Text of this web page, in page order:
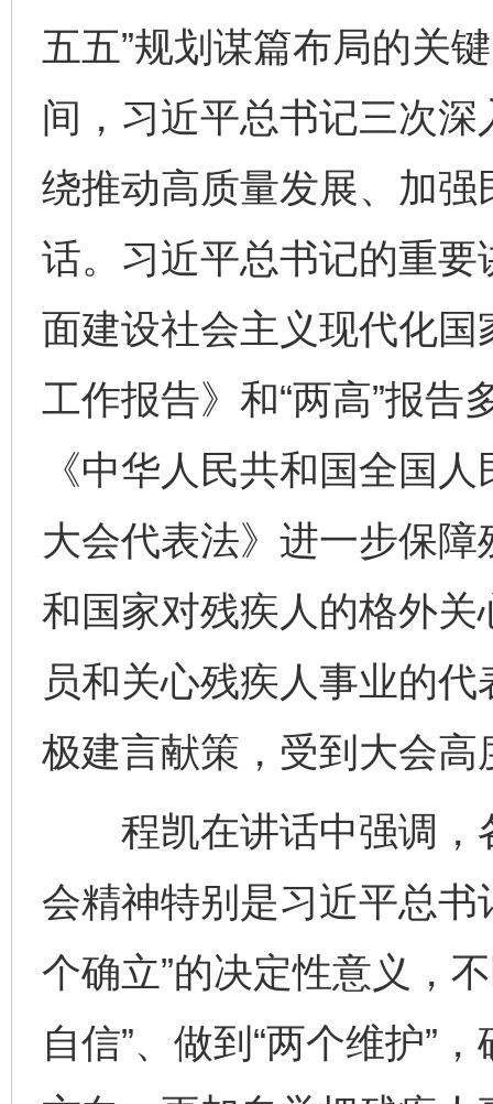
五五”规划谋篇布局的关
间，习近平总书记三次
绕推动高质量发展、加
话。习近平总书记的重
面建设社会主义现代化
工作报告》和“两高”报告
《中华人民共和国全国
大会代表法》进一步保
和国家对残疾人的格外
员和关心残疾人事业的
极建言献策，受到大会
程凯在讲话中强调，
会精神特别是习近平总书
个确立”的决定性意义，
自信”、做到“两个维护”